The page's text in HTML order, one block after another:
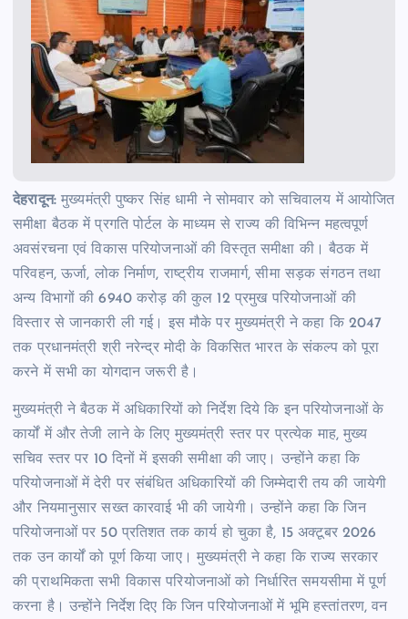
देहरादून:मुख्यमंत्री पुष्कर सिंह धामी ने सोमवार को सचिवालय में आयोजित
समीक्षा बैठक में प्रगति पोर्टल के माध्यम से राज्य की विभिन्न महत्वपूर्ण
अवसंरचना एवं विकास परियोजनाओं की विस्तृत समीक्षा की। बैठक में
परिवहन, ऊर्जा, लोक निर्माण, राष्ट्रीय राजमार्ग, सीमा सड़क संगठन तथा
अन्य विभागों की 6940 करोड़ की कुल 12 प्रमुख परियोजनाओं की
विस्तार से जानकारी ली गई। इस मौके पर मुख्यमंत्री ने कहा कि 2047
तक प्रधानमंत्री श्री नरेन्द्र मोदी के विकसित भारत के संकल्प को पूरा
करने में सभी का योगदान जरूरी है।
मुख्यमंत्री ने बैठक में अधिकारियों को निर्देश दिये कि इन परियोजनाओं के
कार्यों में और तेजी लाने के लिए मुख्यमंत्री स्तर पर प्रत्येक माह, मुख्य
सचिव स्तर पर 10 दिनों में इसकी समीक्षा की जाए। उन्होंने कहा कि
परियोजनाओं में देरी पर संबंधित अधिकारियों की जिम्मेदारी तय की जायेगी
और नियमानुसार सख्त कारवाई भी की जायेगी। उन्होंने कहा कि जिन
परियोजनाओं पर 50 प्रतिशत तक कार्य हो चुका है, 15 अक्टूबर 2026
तक उन कार्यों को पूर्ण किया जाए। मुख्यमंत्री ने कहा कि राज्य सरकार
की प्राथमिकता सभी विकास परियोजनाओं को निर्धारित समयसीमा में पूर्ण
करना है। उन्होंने निर्देश दिए कि जिन परियोजनाओं में भूमि हस्तांतरण, वन